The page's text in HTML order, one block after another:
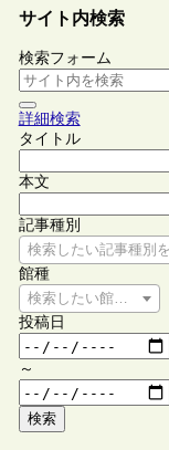
サイト内検索
検索フォーム
詳細検索
タイトル
本文
記事種別
検索したい記事種別
館種
検索したい館種を選
投稿日
～
検索